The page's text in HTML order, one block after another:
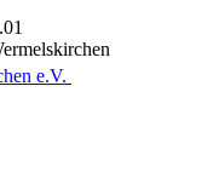
e.V.